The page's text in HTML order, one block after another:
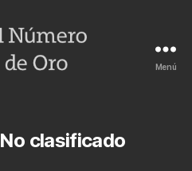
Oro
Menú
No clasificado